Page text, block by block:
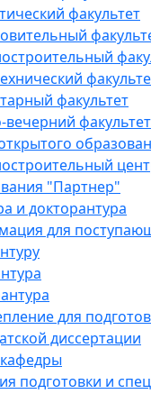
факультет
факультет
вечерний факультет
"Партнер"
и докторантура
для
для
диссертации
подготовки и